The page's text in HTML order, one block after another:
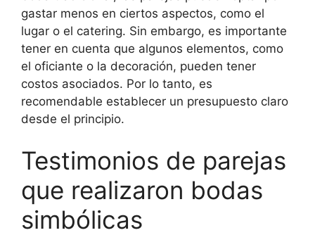
gastar menos en ciertos aspectos, como el
lugar o el catering. Sin embargo, es importante
tener en cuenta que algunos elementos, como
el oficiante o la decoración, pueden tener
costos asociados. Por lo tanto, es
recomendable establecer un presupuesto claro
desde el principio.
Testimonios de parejas
que realizaron bodas
simbólicas